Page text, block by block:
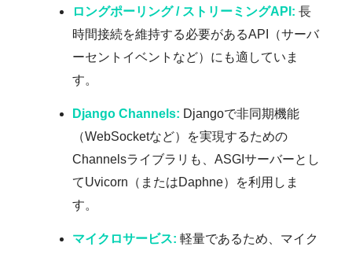
ロングポーリング / ストリーミングAPI: 長
時間接続を維持する必要があるAPI（サーバ
ーセントイベントなど）にも適していま
す。
Django Channels: Djangoで非同期機能
（WebSocketなど）を実現するための
Channelsライブラリも、ASGIサーバーとし
てUvicorn（またはDaphne）を利用しま
す。
マイクロサービス: 軽量であるため、マイク